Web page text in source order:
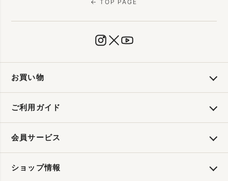
← TOP PAGE
お買い物
ご利用ガイド
会員サービス
ショップ情報